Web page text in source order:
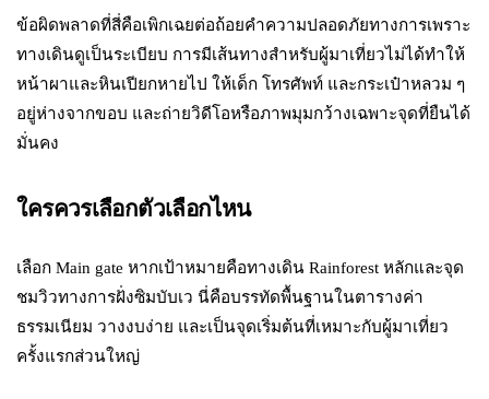
ข้อผิดพลาดที่สี่คือเพิกเฉยต่อถ้อยคำความปลอดภัยทางการเพราะ
ทางเดินดูเป็นระเบียบ การมีเส้นทางสำหรับผู้มาเที่ยวไม่ได้ทำให้
หน้าผาและหินเปียกหายไป ให้เด็ก โทรศัพท์ และกระเป๋าหลวม ๆ
อยู่ห่างจากขอบ และถ่ายวิดีโอหรือภาพมุมกว้างเฉพาะจุดที่ยืนได้
มั่นคง
ใครควรเลือกตัวเลือกไหน
เลือก Main gate หากเป้าหมายคือทางเดิน Rainforest หลักและจุด
ชมวิวทางการฝั่งซิมบับเว นี่คือบรรทัดพื้นฐานในตารางค่า
ธรรมเนียม วางงบง่าย และเป็นจุดเริ่มต้นที่เหมาะกับผู้มาเที่ยว
ครั้งแรกส่วนใหญ่